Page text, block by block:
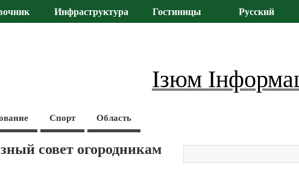
Инфраструктура Гостиницы Русский
Ізюм
Спорт Область
совет огородникам